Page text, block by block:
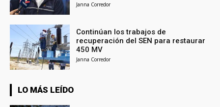
Janna Corredor
Continúan los trabajos de
recuperación del SEN para restaurar
450 MV
Janna Corredor
LO MÁS LEÍDO